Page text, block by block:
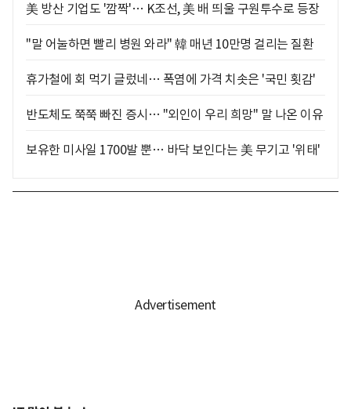
美 방산 기업도 '깜짝'… K조선, 美 배 띄울 구원투수로 등장
"말 어눌하면 빨리 병원 와라" 韓 매년 10만명 걸리는 질환
휴가철에 회 먹기 글렀네… 폭염에 가격 치솟은 '국민 횟감'
반도체도 쭉쭉 빠진 증시… "외인이 우리 희망" 말 나온 이유
보유한 미사일 1700발 뿐… 바닥 보인다는 美 무기고 '위태'